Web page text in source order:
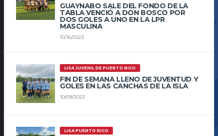
GUAYNABO SALE DEL FONDO DE LA
TABLA VENCIÓ A DON BOSCO POR
DOS GOLES A UNO EN LA LPR
MASCULINA
10/16/2023
LIGA JUVENIL DE PUERTO RICO
FIN DE SEMANA LLENO DE JUVENTUD Y
GOLES EN LAS CANCHAS DE LA ISLA
10/09/2023
LIGA PUERTO RICO